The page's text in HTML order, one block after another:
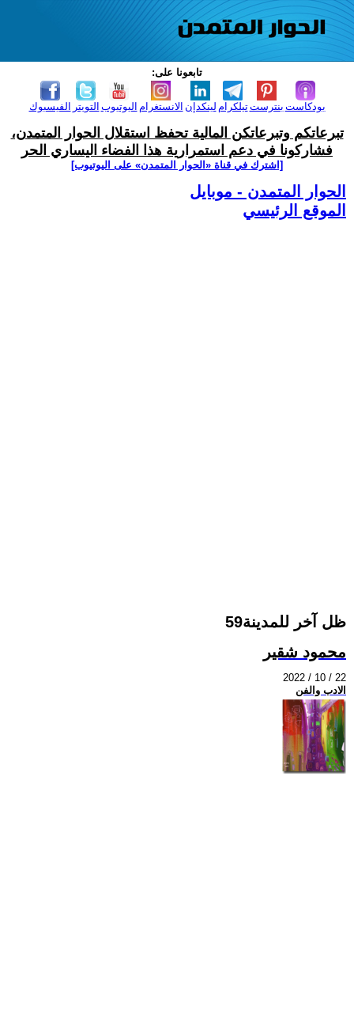
تابعونا على:
الفيسبوك التويتر اليوتيوب الانستغرام لينكدإن تيلكرامبنترست بودكاست
تبرعاتكم وتبرعاتكن المالية تحفظ استقلال الحوار المتمدن،
فشاركونا في دعم استمرارية هذا الفضاء اليساري الحر
[اشترك في قناة ‫«الحوار المتمدن» على اليوتيوب]
الحوار المتمدن - موبايل
الموقع الرئيسي
ظل آخر للمدينة59
محمود شقير
2022 / 10 / 22
الادب والفن